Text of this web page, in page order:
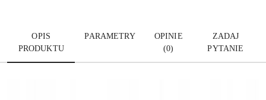
OPIS
PRODUKTU
PARAMETRY
OPINIE
(0)
ZADAJ
PYTANIE